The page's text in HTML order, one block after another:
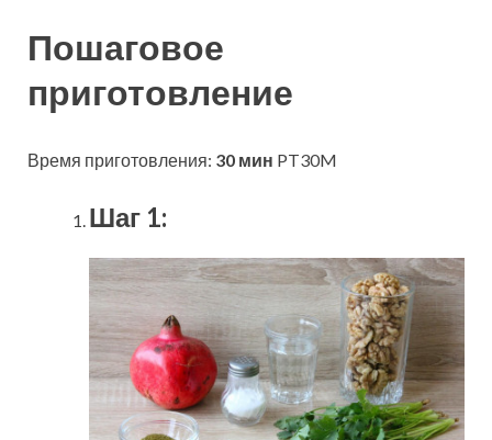
Пошаговое
приготовление
Время приготовления: 30 мин PT30M
Шаг 1: